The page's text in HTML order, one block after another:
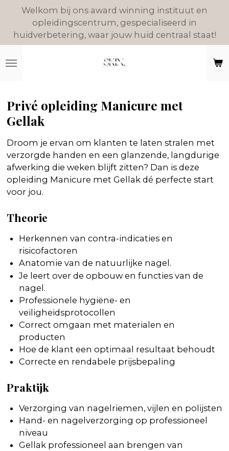
naar
de
hoofdinhoud
Welkom bij ons award winning instituut en
opleidingscentrum, gespecialiseerd in
huidverbetering, waar jouw huid centraal staat!
Privé opleiding Manicure met
Gellak
Droom je ervan om klanten te laten stralen met
verzorgde handen en een glanzende, langdurige
afwerking die weken blijft zitten? Dan is deze
opleiding Manicure met Gellak dé perfecte start
voor jou.
Theorie
Herkennen van contra-indicaties en
risicofactoren
Anatomie van de natuurlijke nagel .
Je leert over de opbouw en functies van de
nagel.
Professionele hygiëne- en
veiligheidsprotocollen
Correct omgaan met materialen en
producten
Hoe de klant een optimaal resultaat behoudt
Correcte en rendabele prijsbepaling
Praktijk
Verzorging van nagelriemen, vijlen en polijsten
Hand- en nagelverzorging op professioneel
niveau
Gellak professioneel aan brengen van